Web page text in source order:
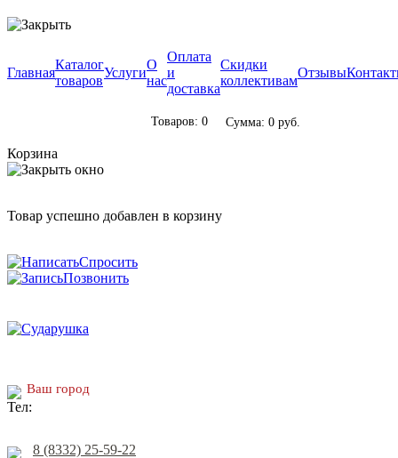
Главная
Каталог
товаров
Услуги
О
нас
Оплата
и
доставка
Скидки
коллективам
Отзывы
Товаров: 0 Сумма: 0 руб.
Корзина
Товар успешно добавлен в корзину
Спросить
Позвонить
Ваш город
8 (8332) 25-59-22